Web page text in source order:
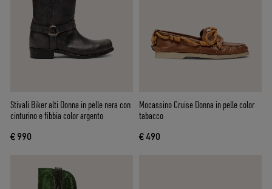
Stivali Biker alti Donna in pelle nera con
cinturino e fibbia color argento
€ 990
Mocassino Cruise Donna in pelle color
tabacco
€ 490